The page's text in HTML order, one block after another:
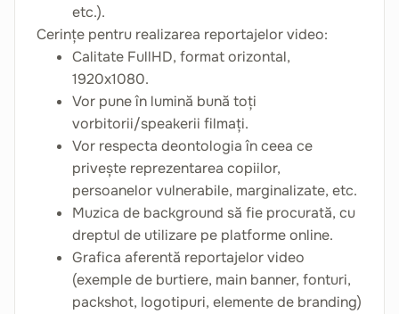
etc.).
Cerințe pentru realizarea reportajelor video:
Calitate FullHD, format orizontal,
1920x1080.
Vor pune în lumină bună toți
vorbitorii/speakerii filmați.
Vor respecta deontologia în ceea ce
privește reprezentarea copiilor,
persoanelor vulnerabile, marginalizate, etc.
Muzica de background să fie procurată, cu
dreptul de utilizare pe platforme online.
Grafica aferentă reportajelor video
(exemple de burtiere, main banner, fonturi,
packshot, logotipuri, elemente de branding)